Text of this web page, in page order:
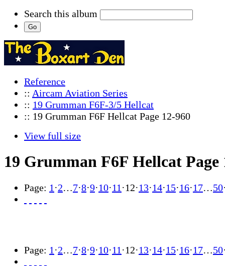
Search this album
Reference
:: Aircam Aviation Series
:: 19 Grumman F6F-3/5 Hellcat
:: 19 Grumman F6F Hellcat Page 12-960
View full size
19 Grumman F6F Hellcat Page
Page: 1 ·2…7·8·9·10·11 ·12·13·14·15·16·17…50
Page: 1 ·2…7·8·9·10·11 ·12·13·14·15·16·17…50